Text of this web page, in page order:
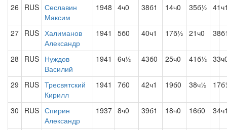
26 RUS Сеславин
Максим
1948 4ч0 38б1 14ч0 35б½
27 RUS Халиманов
Александр
1941 5б0 40ч1 17б½ 21ч0
28 RUS Нуждов
Василий
1941 6ч½ 43б0 25ч0 41б½
29 RUS Тресвятский
Кирилл
1941 7б0 42ч1 19б0 38ч½
30 RUS Спирин
Александр
1937 8ч0 39б1 18ч0 16б0